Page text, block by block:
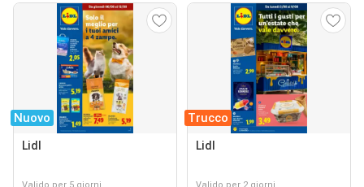
Nuovo
Lidl
Trucco
Lidl